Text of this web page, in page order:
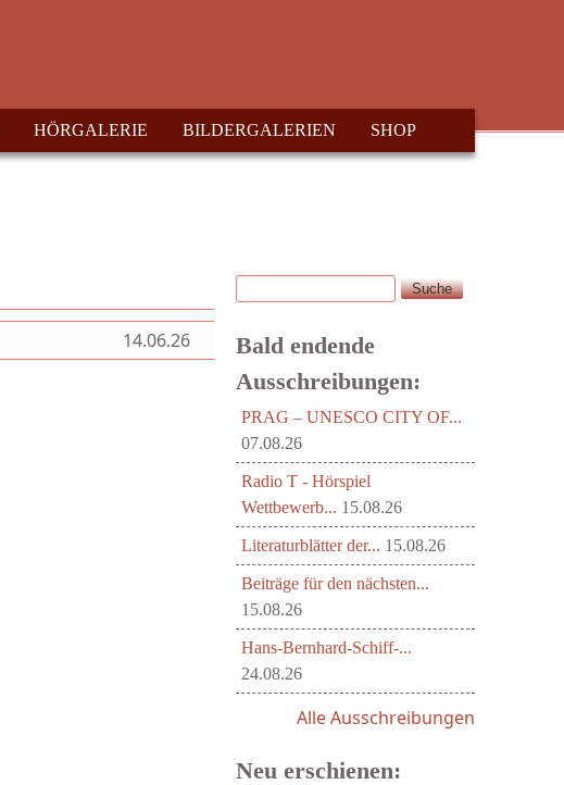
HÖRGALERIE BILDERGALERIEN SHOP
14.06.26
Suchformular
Suche
Bald endende
Ausschreibungen:
PRAG – UNESCO CITY OF...
07.08.26
Radio T - Hörspiel
Wettbewerb... 15.08.26
Literaturblätter der... 15.08.26
Beiträge für den nächsten...
15.08.26
Hans-Bernhard-Schiff-...
24.08.26
Alle Ausschreibungen
Neu erschienen: